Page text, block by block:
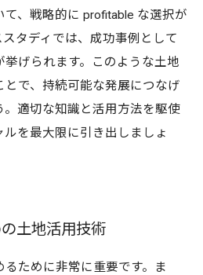
、戦略的に profitable な選択が
タディでは、成功事例として
げられます。このような土地
で、持続可能な発展につなげ
。適切な知識と活用方法を駆使
を最大限に引き出しましょ
土地活用技術
ために非常に重要です。ま